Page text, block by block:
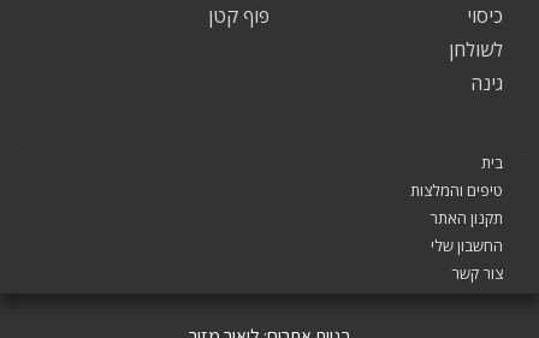
פוף קטן
כיסוי
לשולחן
גינה
בית
טיפים והמלצות
תקנון האתר
החשבון שלי
צור קשר